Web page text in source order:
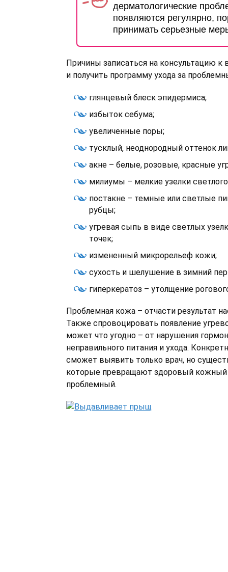
дерматологические
появляются регулярно,
принимать серьезные
Причины записаться на консультацию к
и получить программу ухода за
глянцевый блеск эпидермиса;
избыток себума;
увеличенные поры;
тусклый, неоднородный оттенок
акне – белые, розовые, красные
милиумы – мелкие узелки
постакне – темные или светлые
рубцы;
угревая сыпь в виде светлых
точек;
измененный микрорельеф кожи;
сухость и шелушение в зимний
гиперкератоз – утолщение
Проблемная кожа – отчасти результат
Также спровоцировать появление
может что угодно – от нарушения
неправильного питания и ухода.
сможет выявить только врач, но
которые превращают здоровый кожный
проблемный.